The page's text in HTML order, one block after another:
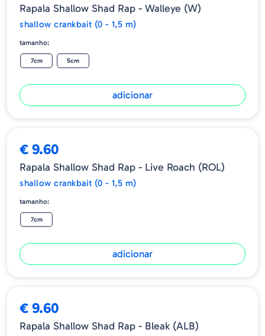
Rapala Shallow Shad Rap - Walleye (W)
shallow crankbait (0 - 1,5 m)
tamanho:
7cm 5cm
adicionar
€ 9.60
Rapala Shallow Shad Rap - Live Roach (ROL)
shallow crankbait (0 - 1,5 m)
tamanho:
7cm
adicionar
€ 9.60
Rapala Shallow Shad Rap - Bleak (ALB)